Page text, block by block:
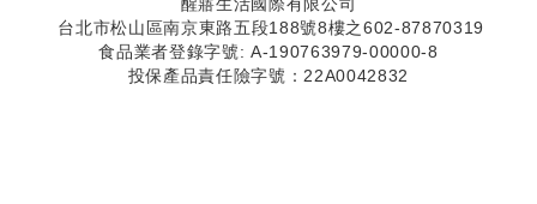
台北市松山區南京東路五段188號8樓之602-87870319
食品業者登錄字號: A-190763979-00000-8
投保產品責任險字號：22A0042832